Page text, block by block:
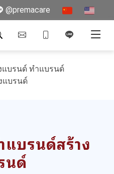
@premacare
บรนด์ ทำแบรนด์
แบรนด์
บรนด์สร้าง
นด์